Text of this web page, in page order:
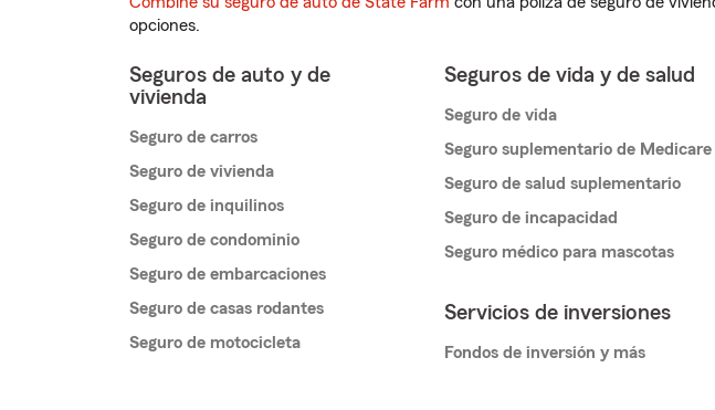
opciones.
Seguros de auto y de
vivienda
Seguro de carros
Seguro de vivienda
Seguro de inquilinos
Seguro de condominio
Seguro de embarcaciones
Seguro de casas rodantes
Seguro de motocicleta
Seguros de vida y de salud
Seguro de vida
Seguro suplementario de Medicare
Seguro de salud suplementario
Seguro de incapacidad
Seguro médico para mascotas
Servicios de inversiones
Fondos de inversión y más